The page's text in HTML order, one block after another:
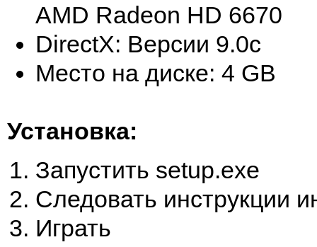
AMD Radeon HD 6670
DirectX: Версии 9.0c
Место на диске: 4 GB
Установка:
Запустить setup.exe
Следовать инструкции
Играть